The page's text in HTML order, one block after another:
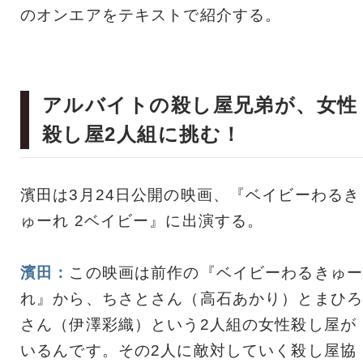
のオンエアをテキストで紹介する。
アルバイトの殺し屋兄弟が、女性
殺し屋2人組に挑む！
濱田は3月24日公開の映画、『ベイビーわるき
ゅーれ 2ベイビー』に出演する。
濱田： この映画は前作の『ベイビーわるきゅー
れ』から、ちさとさん（高石あかり）とまひろ
さん（伊澤彩織）という2人組の女性殺し屋が
いるんです。その2人に敵対していく殺し屋協